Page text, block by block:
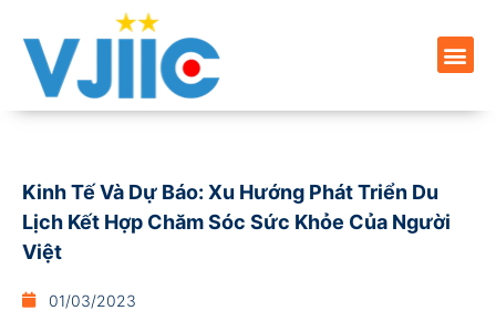
Kinh Tế Và Dự Báo: Xu Hướng Phát Triển Du
Lịch Kết Hợp Chăm Sóc Sức Khỏe Của Người
Việt
01/03/2023